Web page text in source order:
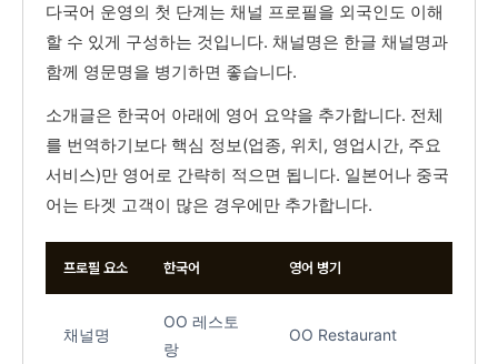
다국어 운영의 첫 단계는 채널 프로필을 외국인도 이해
할 수 있게 구성하는 것입니다. 채널명은 한글 채널명과
함께 영문명을 병기하면 좋습니다.
소개글은 한국어 아래에 영어 요약을 추가합니다. 전체
를 번역하기보다 핵심 정보(업종, 위치, 영업시간, 주요
서비스)만 영어로 간략히 적으면 됩니다. 일본어나 중국
어는 타겟 고객이 많은 경우에만 추가합니다.
프로필 요소 한국어 영어 병기
채널명
OO 레스토
랑
OO Restaurant